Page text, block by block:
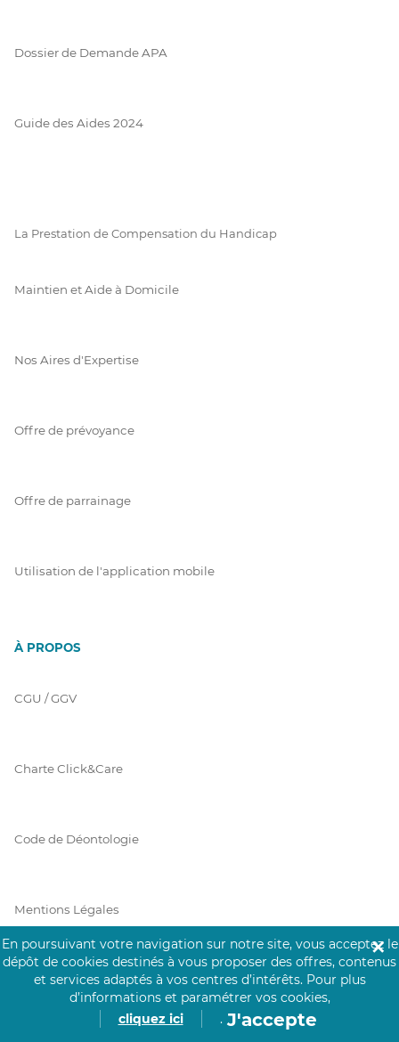
Dossier de Demande APA
Guide des Aides 2024
La Prestation de Compensation du Handicap
Maintien et Aide à Domicile
Nos Aires d'Expertise
Offre de prévoyance
Offre de parrainage
Utilisation de l'application mobile
À PROPOS
CGU / GGV
Charte Click&Care
Code de Déontologie
Mentions Légales
Prérequis Click&Care
En poursuivant votre navigation sur notre site, vous acceptez le
dépôt de cookies destinés à vous proposer des offres, contenus
et services adaptés à vos centres d’intérêts. Pour plus
d’informations et paramétrer vos cookies,
cliquez ici
. J'accepte
✕